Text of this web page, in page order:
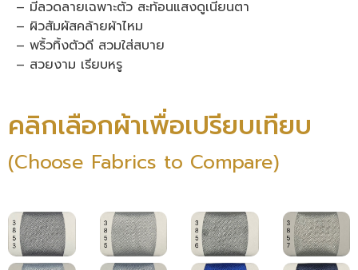
– มีลวดลายเฉพาะตัว สะท้อนแสงดูเนียนตา
– ผิวสัมผัสคล้ายผ้าไหม
– พริ้วทิ้งตัวดี สวมใส่สบาย
– สวยงาม เรียบหรู
คลิกเลือกผ้าเพื่อเปรียบเทียบ
(Choose Fabrics to Compare)